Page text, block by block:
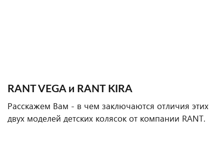
RANT VEGA и RANT KIRA
Расскажем Вам - в чем заключаются отличия этих
двух моделей детских колясок от компании RANT.